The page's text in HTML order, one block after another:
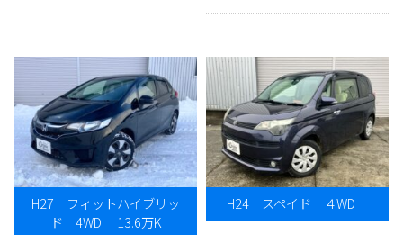
H27 フィットハイブリッ
ド 4WD 13.6万K
H24 スペイド ４WD